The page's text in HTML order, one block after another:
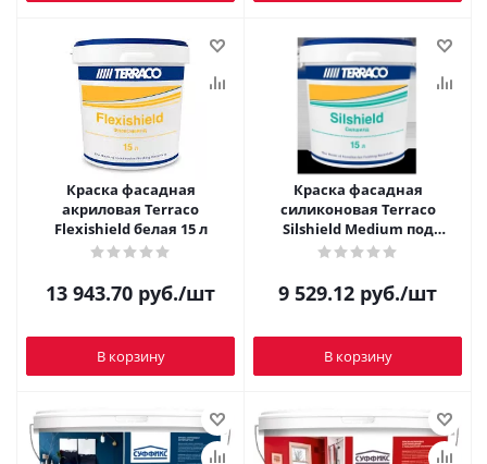
Краска фасадная
акриловая Terraco
Flexishield белая 15 л
13 943.70 руб./шт
В корзину
Краска фасадная
силиконовая Terraco
Silshield Medium под
колеровку 15 л
9 529.12 руб./шт
В корзину